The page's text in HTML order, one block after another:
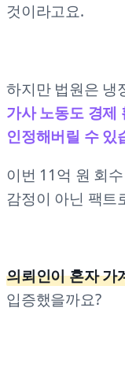
것이라고요.
하지만 법원은 냉
가사 노동도 경제
인정해버릴 수 있
이번 11억 원 회
감정이 아닌 팩트
의뢰인이 혼자 가
입증했을까요?